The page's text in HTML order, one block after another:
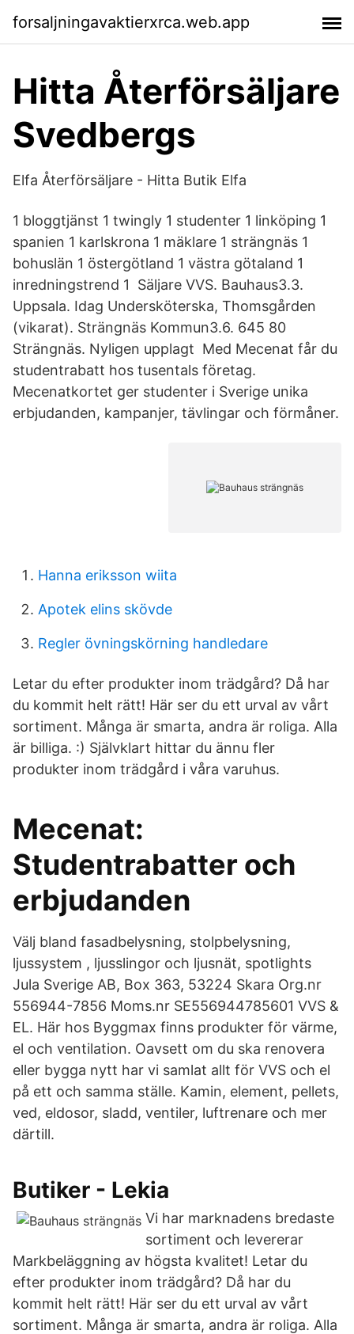
forsaljningavaktierxrca.web.app
Hitta Återförsäljare
Svedbergs
Elfa Återförsäljare - Hitta Butik Elfa
1 bloggtjänst 1 twingly 1 studenter 1 linköping 1
spanien 1 karlskrona 1 mäklare 1 strängnäs 1
bohuslän 1 östergötland 1 västra götaland 1
inredningstrend 1 Säljare VVS. Bauhaus3.3.
Uppsala. Idag Undersköterska, Thomsgården
(vikarat). Strängnäs Kommun3.6. 645 80
Strängnäs. Nyligen upplagt Med Mecenat får du
studentrabatt hos tusentals företag.
Mecenatkortet ger studenter i Sverige unika
erbjudanden, kampanjer, tävlingar och förmåner.
Hanna eriksson wiita
Apotek elins skövde
Regler övningskörning handledare
Letar du efter produkter inom trädgård? Då har
du kommit helt rätt! Här ser du ett urval av vårt
sortiment. Många är smarta, andra är roliga. Alla
är billiga. :) Självklart hittar du ännu fler
produkter inom trädgård i våra varuhus.
Mecenat:
Studentrabatter och
erbjudanden
Välj bland fasadbelysning, stolpbelysning,
ljussystem , ljusslingor och ljusnät, spotlights
Jula Sverige AB, Box 363, 53224 Skara Org.nr
556944-7856 Moms.nr SE556944785601 VVS &
EL. Här hos Byggmax finns produkter för värme,
el och ventilation. Oavsett om du ska renovera
eller bygga nytt har vi samlat allt för VVS och el
på ett och samma ställe. Kamin, element, pellets,
ved, eldosor, sladd, ventiler, luftrenare och mer
därtill.
Butiker - Lekia
Vi har marknadens bredaste
sortiment och levererar
Markbeläggning av högsta kvalitet! Letar du
efter produkter inom trädgård? Då har du
kommit helt rätt! Här ser du ett urval av vårt
sortiment. Många är smarta, andra är roliga. Alla